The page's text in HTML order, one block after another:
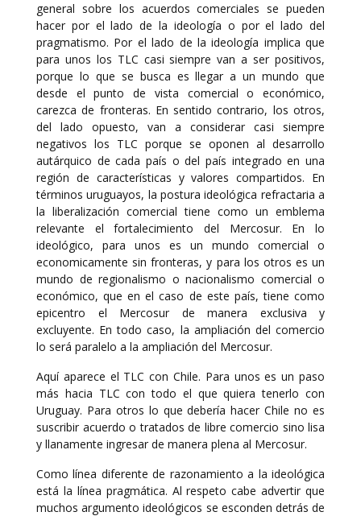
general sobre los acuerdos comerciales se pueden
hacer por el lado de la ideología o por el lado del
pragmatismo. Por el lado de la ideología implica que
para unos los TLC casi siempre van a ser positivos,
porque lo que se busca es llegar a un mundo que
desde el punto de vista comercial o económico,
carezca de fronteras. En sentido contrario, los otros,
del lado opuesto, van a considerar casi siempre
negativos los TLC porque se oponen al desarrollo
autárquico de cada país o del país integrado en una
región de características y valores compartidos. En
términos uruguayos, la postura ideológica refractaria a
la liberalización comercial tiene como un emblema
relevante el fortalecimiento del Mercosur. En lo
ideológico, para unos es un mundo comercial o
economicamente sin fronteras, y para los otros es un
mundo de regionalismo o nacionalismo comercial o
económico, que en el caso de este país, tiene como
epicentro el Mercosur de manera exclusiva y
excluyente. En todo caso, la ampliación del comercio
lo será paralelo a la ampliación del Mercosur.
Aquí aparece el TLC con Chile. Para unos es un paso
más hacia TLC con todo el que quiera tenerlo con
Uruguay. Para otros lo que debería hacer Chile no es
suscribir acuerdo o tratados de libre comercio sino lisa
y llanamente ingresar de manera plena al Mercosur.
Como línea diferente de razonamiento a la ideológica
está la línea pragmática. Al respeto cabe advertir que
muchos argumento ideológicos se esconden detrás de